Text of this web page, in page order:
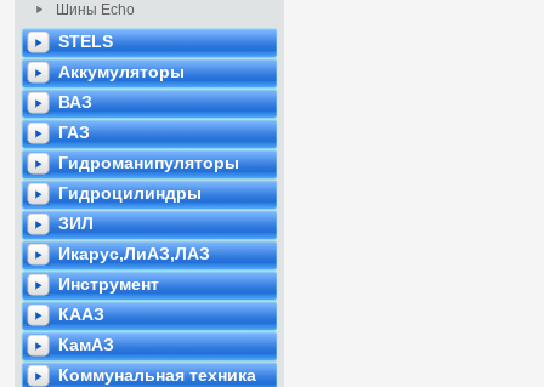
Шины Echo
STELS
Аккумуляторы
ВАЗ
ГАЗ
Гидроманипуляторы
Гидроцилиндры
ЗИЛ
Икарус,ЛиАЗ,ЛАЗ
Инструмент
КААЗ
КамАЗ
Коммунальная техника